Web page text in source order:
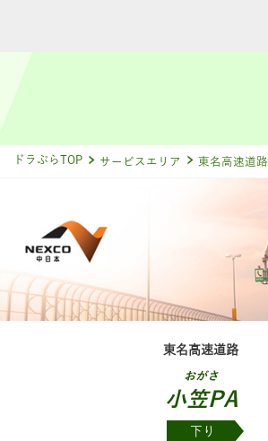
ドラぷらTOP サービスエリア 東名高速道路
東名高速道路
おがさ
小笠PA
下り